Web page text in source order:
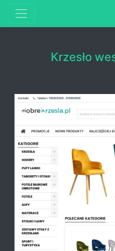
Krzesło